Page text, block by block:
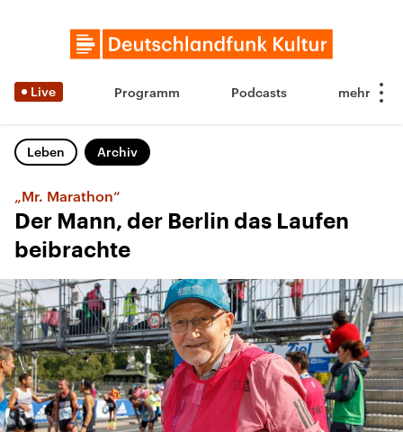
Live Programm Podcasts
Leben Archiv
„Mr. Marathon“
Der Mann, der Berlin das Laufen
beibrachte